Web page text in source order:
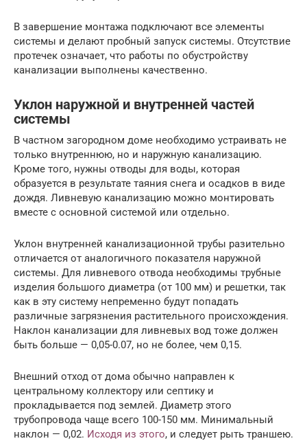
В завершение монтажа подключают все элементы
системы и делают пробный запуск системы. Отсутствие
протечек означает, что работы по обустройству
канализации выполнены качественно.
Уклон наружной и внутренней частей
системы
В частном загородном доме необходимо устраивать не
только внутреннюю, но и наружную канализацию.
Кроме того, нужны отводы для воды, которая
образуется в результате таяния снега и осадков в виде
дождя. Ливневую канализацию можно монтировать
вместе с основной системой или отдельно.
Уклон внутренней канализационной трубы разительно
отличается от аналогичного показателя наружной
системы. Для ливневого отвода необходимы трубные
изделия большого диаметра (от 100 мм) и решетки, так
как в эту систему непременно будут попадать
различные загрязнения растительного происхождения.
Наклон канализации для ливневых вод тоже должен
быть больше — 0,05-0.07, но не более, чем 0,15.
Внешний отход от дома обычно направлен к
центральному коллектору или септику и
прокладывается под землей. Диаметр этого
трубопровода чаще всего 100-150 мм. Минимальный
наклон — 0,02. Исходя из этого, и следует рыть траншею.